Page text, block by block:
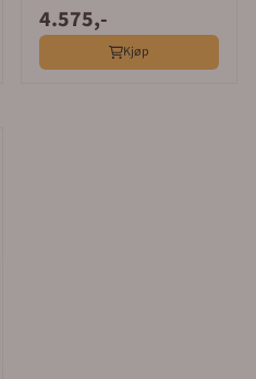
4.575,-
Kjøp